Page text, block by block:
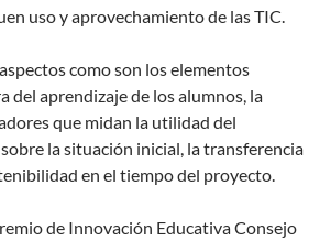
uso y aprovechamiento de las TIC.
como son los elementos
del aprendizaje de los alumnos, la
que midan la utilidad del
la situación inicial, la transferencia
en el tiempo del proyecto.
de Innovación Educativa Consejo